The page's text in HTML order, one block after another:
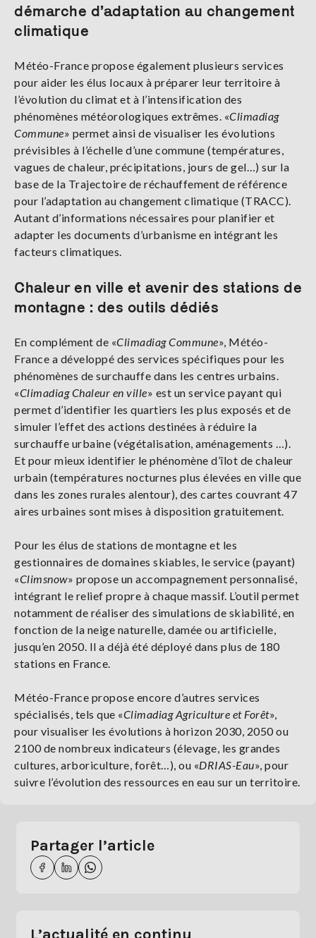
démarche d’adaptation au changement
climatique
Météo-France propose également plusieurs services
pour aider les élus locaux à préparer leur territoire à
l’évolution du climat et à l’intensification des
phénomènes météorologiques extrêmes. «Climadiag
Commune» permet ainsi de visualiser les évolutions
prévisibles à l’échelle d’une commune (températures,
vagues de chaleur, précipitations, jours de gel…) sur la
base de la Trajectoire de réchauffement de référence
pour l’adaptation au changement climatique (TRACC).
Autant d’informations nécessaires pour planifier et
adapter les documents d’urbanisme en intégrant les
facteurs climatiques.
Chaleur en ville et avenir des stations de
montagne : des outils dédiés
En complément de «Climadiag Commune», Météo-
France a développé des services spécifiques pour les
phénomènes de surchauffe dans les centres urbains.
«Climadiag Chaleur en ville» est un service payant qui
permet d’identifier les quartiers les plus exposés et de
simuler l’effet des actions destinées à réduire la
surchauffe urbaine (végétalisation, aménagements …).
Et pour mieux identifier le phénomène d’îlot de chaleur
urbain (températures nocturnes plus élevées en ville que
dans les zones rurales alentour), des cartes couvrant 47
aires urbaines sont mises à disposition gratuitement.
Pour les élus de stations de montagne et les
gestionnaires de domaines skiables, le service (payant)
«Climsnow» propose un accompagnement personnalisé,
intégrant le relief propre à chaque massif. L’outil permet
notamment de réaliser des simulations de skiabilité, en
fonction de la neige naturelle, damée ou artificielle,
jusqu’en 2050. Il a déjà été déployé dans plus de 180
stations en France.
Météo-France propose encore d’autres services
spécialisés, tels que «Climadiag Agriculture et Forêt»,
pour visualiser les évolutions à horizon 2030, 2050 ou
2100 de nombreux indicateurs (élevage, les grandes
cultures, arboriculture, forêt…), ou «DRIAS-Eau», pour
suivre l’évolution des ressources en eau sur un territoire.
Partager l’article
L’actualité en continu